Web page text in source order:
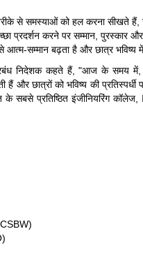
से समस्याओं को हल करना सीखते
प्रदर्शन करने पर सम्मान,
आत्म-सम्मान बढ़ता है और छात्र भविष्य
निदेशक कहते हैं, "आज के समय में,
हैं और छात्रों को भविष्य की
के सबसे प्रतिष्ठित इंजीनियरिंग